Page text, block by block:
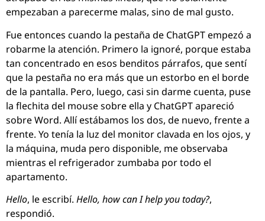
empezaban a parecerme malas, sino de mal gusto.
Fue entonces cuando la pestaña de ChatGPT empezó a
robarme la atención. Primero la ignoré, porque estaba
tan concentrado en esos benditos párrafos, que sentí
que la pestaña no era más que un estorbo en el borde
de la pantalla. Pero, luego, casi sin darme cuenta, puse
la flechita del mouse sobre ella y ChatGPT apareció
sobre Word. Allí estábamos los dos, de nuevo, frente a
frente. Yo tenía la luz del monitor clavada en los ojos, y
la máquina, muda pero disponible, me observaba
mientras el refrigerador zumbaba por todo el
apartamento.
Hello, le escribí. Hello, how can I help you today?,
respondió.